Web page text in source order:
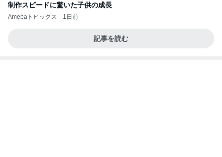
制作スピードに驚いた子供の成長
Amebaトピックス 1日前
記事を読む